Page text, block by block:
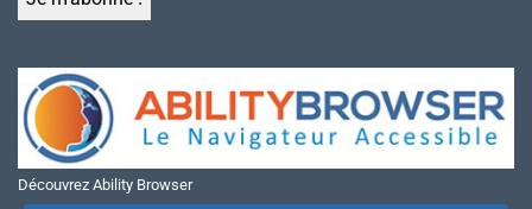
Découvrez Ability Browser